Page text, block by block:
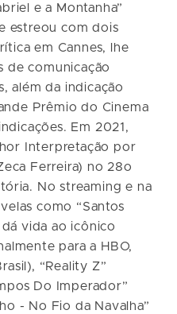
e a Montanha”
estreou com dois
em Cannes, lhe
de comunicação
além da indicação
Prêmio do Cinema
Em 2021,
Interpretação por
Ferreira) no 28o
No streaming e na
como “Santos
vida ao icônico
para a HBO,
“Reality Z”
Do Imperador”
- No Fio da Navalha”